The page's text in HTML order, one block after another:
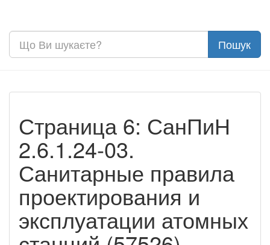
Страница 6: СанПиН
2.6.1.24-03.
Санитарные правила
проектирования и
эксплуатации атомных